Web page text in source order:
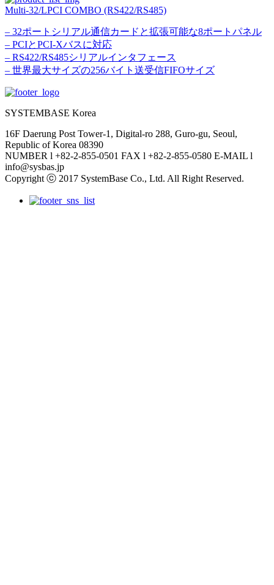
Multi-32/LPCI COMBO (RS422/RS485)
– 32ポートシリアル通信カードと拡張可能な8ポートパネル
– PCIとPCI-Xバスに対応
– RS422/RS485シリアルインタフェース
– 世界最大サイズの256バイト送受信FIFOサイズ
SYSTEMBASE Korea
16F Daerung Post Tower-1, Digital-ro 288, Guro-gu, Seoul,
Republic of Korea 08390
NUMBER l +82-2-855-0501 FAX l +82-2-855-0580 E-MAIL l
info@sysbas.jp
Copyright ⓒ 2017 SystemBase Co., Ltd. All Right Reserved.